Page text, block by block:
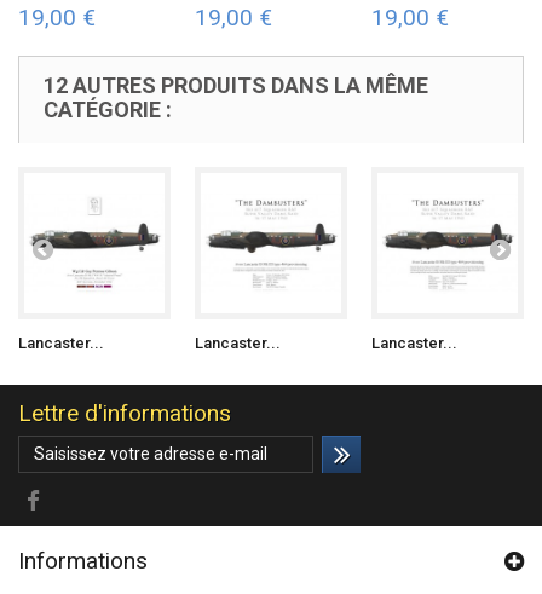
19,00 € 19,00 € 19,00 €
12 AUTRES PRODUITS DANS LA MÊME
CATÉGORIE :
Lancaster... Lancaster... Lancaster...
Lettre d'informations
Informations